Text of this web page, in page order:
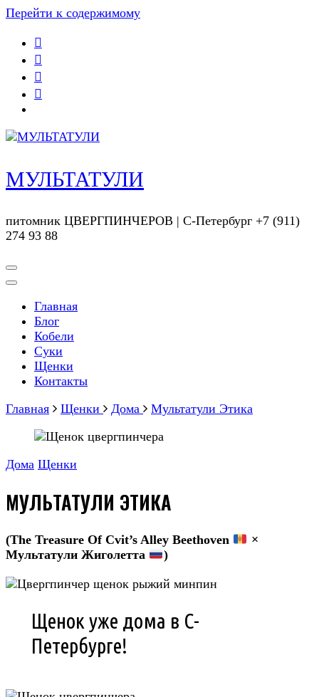
Перейти к содержимому
МУЛЬТАТУЛИ
питомник ЦВЕРГПИНЧЕРОВ | С-Петербург +7 (911)
274 93 88
Главная
Блог
Кобели
Суки
Щенки
Контакты
Главная
Щенки Дома Мультатули Этика
Дома Щенки
МУЛЬТАТУЛИ ЭТИКА
(The Treasure Of Cvit’s Alley Beethoven
×
Мультатули Жиголетта
)
Щенок уже дома в С-
Петербурге!